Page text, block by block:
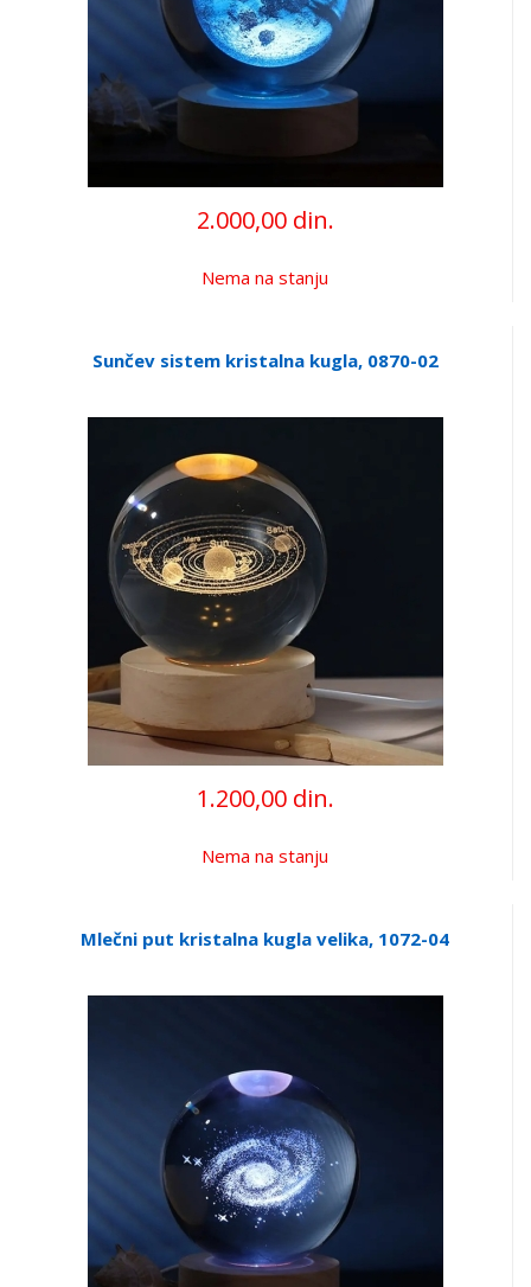
2.000,00 din.
Nema na stanju
Sunčev sistem kristalna kugla, 0870-02
1.200,00 din.
Nema na stanju
Mlečni put kristalna kugla velika, 1072-04